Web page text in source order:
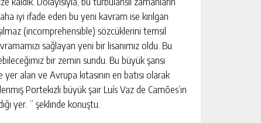
iyi ifade eden bu yeni kavram ise kırılgan
(incomprehensible) sözcüklerini temsil
sağlayan yeni bir lisanımız oldu. Bu
bir zemin sundu. Bu büyük şansı
alan ve Avrupa kıtasının en batısı olarak
Portekizli büyük şair Luís Vaz de Camões’in
yer. ” şeklinde konuştu.